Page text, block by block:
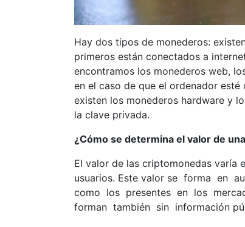
Hay dos tipos de monederos:
primeros están conectados a
encontramos los monederos web,
en el caso de que el ordenador
existen los monederos hardware y
la clave privada.
¿Cómo se determina el valor de
El valor de las criptomonedas varía
usuarios. Este valor se forma en
como los presentes en los
forman también sin información